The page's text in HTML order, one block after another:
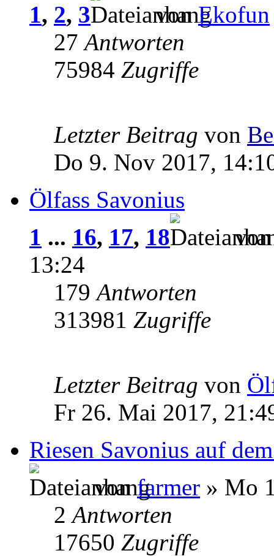
1, 2, 3 vonEkofun
27Antworten
75984 Zugriffe
Letzter Beitrag von
Do 9. Nov 2017,
Ölfass Savonius
1 ... 16, 17, 18
13:24
179Antworten
313981 Zugriffe
Letzter Beitrag von
Fr 26. Mai 2017,
Riesen Savonius auf
vonfarmer » Mo
2Antworten
17650 Zugriffe